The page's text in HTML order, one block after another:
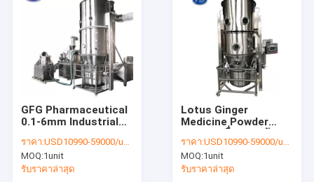
เกี่ยวกับเรา
ทัวร์โรงงาน
ข่าว
GFG Pharmaceutical
0.1-6mm Industrial
อบแห้งเม็ด
ราคา:USD10990-59000/unit
MOQ:1unit
รับราคาล่าสุด
Lotus Ginger
Medicine Powder
แบบฟลูอิไดซ์เบด FG
Vfbd Dryer
ราคา:USD10990-59000/unit
MOQ:1unit
รับราคาล่าสุด